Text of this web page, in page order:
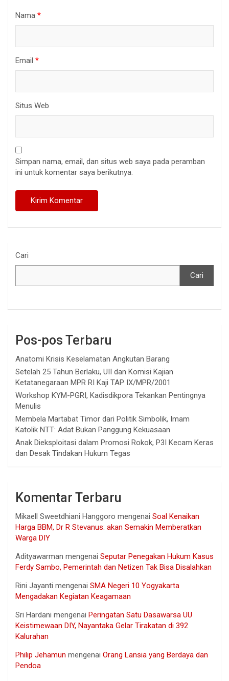
Nama *
Email *
Situs Web
Simpan nama, email, dan situs web saya pada peramban
ini untuk komentar saya berikutnya.
Cari
Cari
Pos-pos Terbaru
Anatomi Krisis Keselamatan Angkutan Barang
Setelah 25 Tahun Berlaku, UII dan Komisi Kajian
Ketatanegaraan MPR RI Kaji TAP IX/MPR/2001
Workshop KYM-PGRI, Kadisdikpora Tekankan Pentingnya
Menulis
Membela Martabat Timor dari Politik Simbolik, Imam
Katolik NTT: Adat Bukan Panggung Kekuasaan
Anak Dieksploitasi dalam Promosi Rokok, P3I Kecam Keras
dan Desak Tindakan Hukum Tegas
Komentar Terbaru
Mikaell Sweetdhiani Hanggoro mengenai Soal Kenaikan
Harga BBM, Dr R Stevanus: akan Semakin Memberatkan
Warga DIY
Adityawarman mengenai Seputar Penegakan Hukum Kasus
Ferdy Sambo, Pemerintah dan Netizen Tak Bisa Disalahkan
Rini Jayanti mengenai SMA Negeri 10 Yogyakarta
Mengadakan Kegiatan Keagamaan
Sri Hardani mengenai Peringatan Satu Dasawarsa UU
Keistimewaan DIY, Nayantaka Gelar Tirakatan di 392
Kalurahan
Philip Jehamun mengenai Orang Lansia yang Berdaya dan
Pendoa